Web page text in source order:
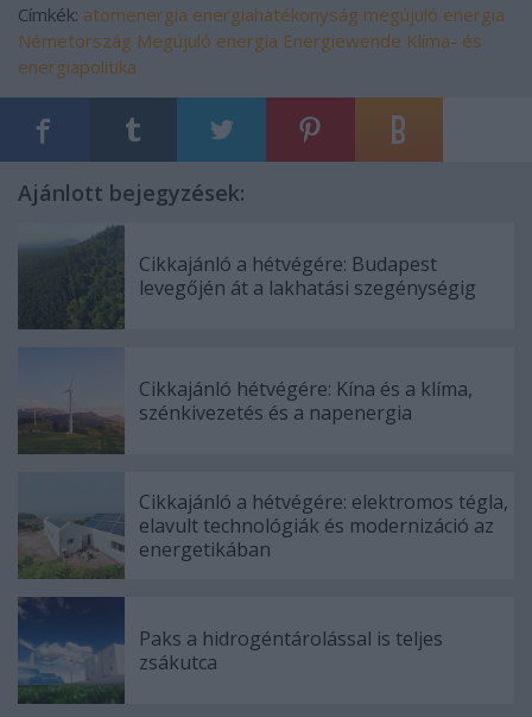
Címkék: atomenergia energiahatékonyság megújuló energia
Németország Megújuló energia Energiewende Klíma- és
energiapolitika
Ajánlott bejegyzések:
Cikkajánló a hétvégére: Budapest
levegőjén át a lakhatási szegénységig
Cikkajánló hétvégére: Kína és a klíma,
szénkivezetés és a napenergia
Cikkajánló a hétvégére: elektromos tégla,
elavult technológiák és modernizáció az
energetikában
Paks a hidrogéntárolással is teljes
zsákutca